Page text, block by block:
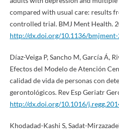
compared with usual care: results
controlled trial. BMJ Ment Health.
http://dx.doi.org/10.1136/
Díaz-Veiga P, Sancho M, García Á,
Efectos del Modelo de Atención
calidad de vida de personas con
gerontológicos. Rev Esp Geriatr
http://dx.doi.org/10.1016/
Khodadad-Kashi S, Sadat-